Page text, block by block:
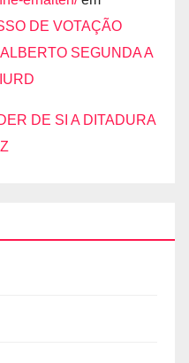
DE VOTAÇÃO
SEGUNDA A
DE SI A DITADURA